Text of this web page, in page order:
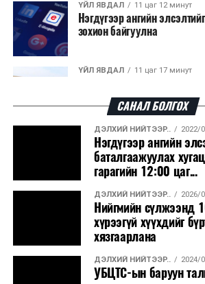
ҮЙЛ ЯВДАЛ 11 цаг 12 минут
Нэгдүгээр ангийн
зохион байгуулна
ҮЙЛ ЯВДАЛ 11 цаг 17 минут
талаас илүү хувь нь 13-аас...
ҮЙЛ ЯВДАЛ
Засгийн газар энэ оныг
хэмнэлтийн горимд
ХЭН ЮУ ХЭЛЭВ... 11 цаг 49
Шатахууны импортын
2027 оны хоёрдугаар
ҮЙЛ ЯВДАЛ 12 цагын өмнө
Нөөцийн махны хяналтын
САНАЛ БОЛГОХ
ДЭЛХИЙ НИЙТЭЭР.. 2022/
Нэгдүгээр ангийн
баталгаажуулах
гарагийн 12:00 цаг...
ДЭЛХИЙ НИЙТЭЭР.. 2026/
Нийгмийн сүлжээнд
хүрээгүй хүүхдийг
хязгаарлана
ДЭЛХИЙ НИЙТЭЭР.. 2024/
УБЦТС-ын баруун